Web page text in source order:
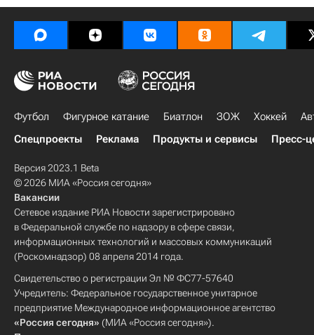
Футбол Фигурное катание Биатлон ЗОЖ Хоккей
Спецпроекты
Реклама Продукты и сервисы Пресс-
Версия 2023.1 Beta
© 2026 МИА «Россия сегодня»
Вакансии
Сетевое издание РИА Новости зарегистрировано
в Федеральной службе по надзору в сфере связи,
информационных технологий и массовых коммуникаций
(Роскомнадзор) 08 апреля 2014 года.
Свидетельство о регистрации Эл № ФС77-57640
Учредитель: Федеральное государственное унитарное
предприятие Международное информационное агентство
«Россия сегодня» (МИА «Россия сегодня»).